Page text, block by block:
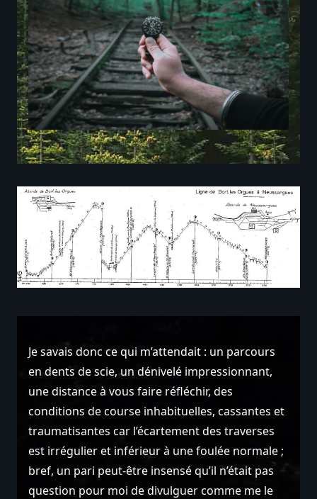
Je savais donc ce qui m’attendait : un parcours
en dents de scie, un dénivelé impressionnant,
une distance à vous faire réfléchir, des
conditions de course inhabituelles, cassantes et
traumatisantes car l’écartement des traverses
est irrégulier et inférieur à une foulée normale ;
bref, un pari peut-être insensé qu’il n’était pas
question pour moi de divulguer comme me le